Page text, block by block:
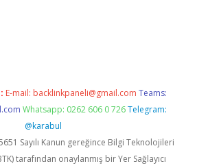
E-mail: backlinkpaneli@gmail.com Teams:
Whatsapp: 0262 606 0 726 Telegram:
@karabul
Sayılı Kanun gereğince Bilgi Teknolojileri
tarafından onaylanmış bir Yer Sağlayıcı